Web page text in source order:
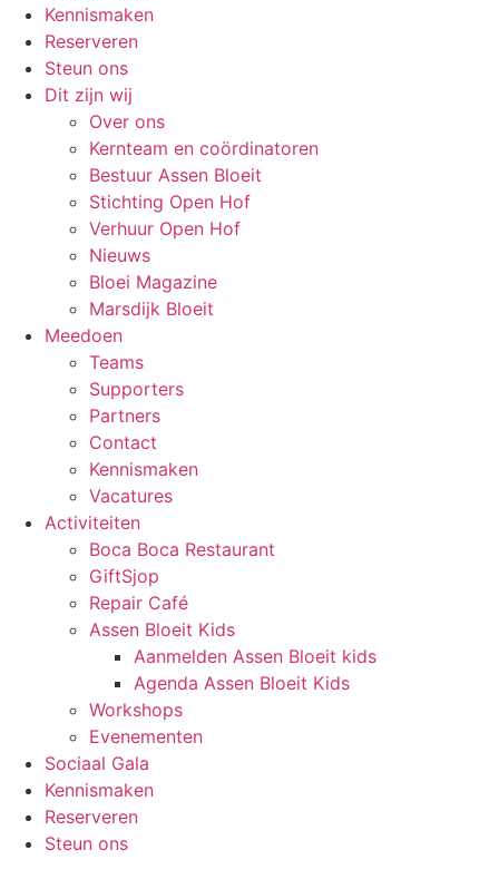
Kennismaken
Reserveren
Steun ons
Dit zijn wij
Over ons
Kernteam en coördinatoren
Bestuur Assen Bloeit
Stichting Open Hof
Verhuur Open Hof
Nieuws
Bloei Magazine
Marsdijk Bloeit
Meedoen
Teams
Supporters
Partners
Contact
Kennismaken
Vacatures
Activiteiten
Boca Boca Restaurant
GiftSjop
Repair Café
Assen Bloeit Kids
Aanmelden Assen Bloeit kids
Agenda Assen Bloeit Kids
Workshops
Evenementen
Sociaal Gala
Kennismaken
Reserveren
Steun ons